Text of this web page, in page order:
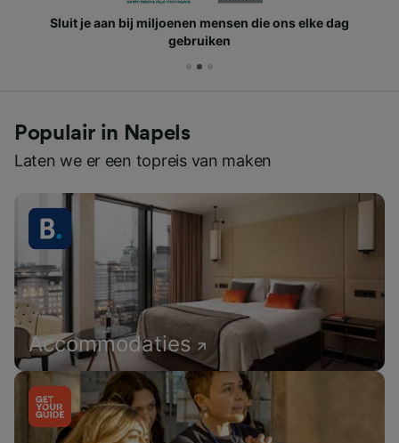
Sluit je aan bij miljoenen mensen die ons elke dag
gebruiken
Populair in Napels
Laten we er een topreis van maken
Accommodaties